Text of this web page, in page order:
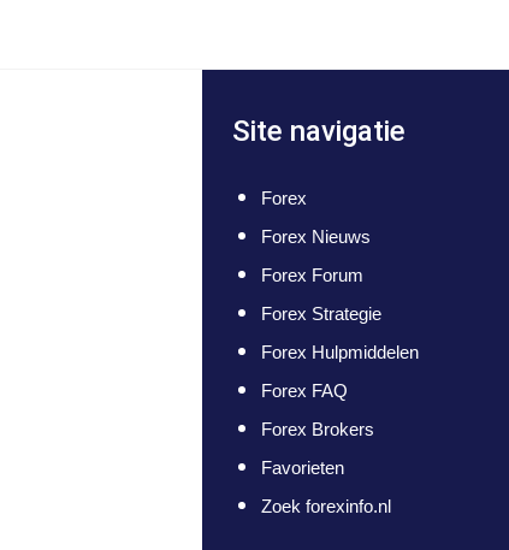
Site navigatie
Forex
Forex Nieuws
Forex Forum
Forex Strategie
Forex Hulpmiddelen
Forex FAQ
Forex Brokers
Favorieten
Zoek forexinfo.nl